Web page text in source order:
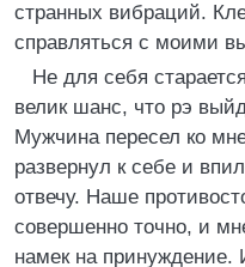
странных вибраций.
справляться с моими
Не для себя
велик шанс, что рэ
Мужчина пересел ко
развернул к себе и
отвечу. Наше
совершенно точно, и
намек на